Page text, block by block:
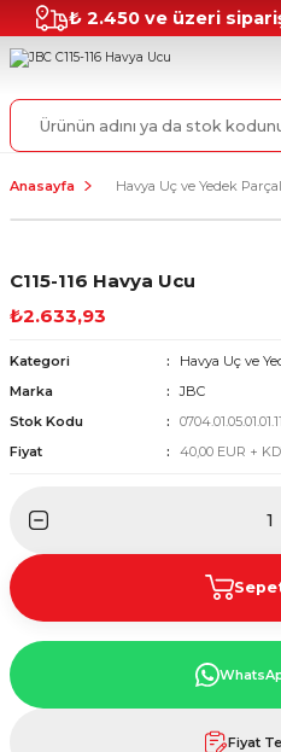
₺ 2.450 ve üzeri
Anasayfa Havya Uç ve Yedek
C115-116 Havya Ucu
₺2.633,93
Kategori
Havya Uç ve
Marka
JBC
Stok Kodu
Fiyat
40,00 EUR +
Fiyat